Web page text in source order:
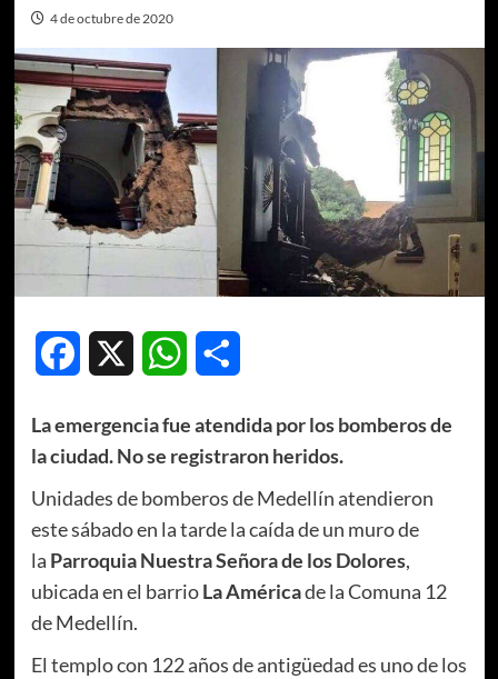
4 de octubre de 2020
Facebook WhatsApp
La emergencia fue atendida por los bomberos de
la ciudad. No se registraron heridos.
Unidades de bomberos de Medellín atendieron
este sábado en la tarde la caída de un muro de
la Parroquia Nuestra Señora de los Dolores,
ubicada en el barrioLa Américade la Comuna 12
de Medellín.
El templo con 122 años de antigüedad es uno de los